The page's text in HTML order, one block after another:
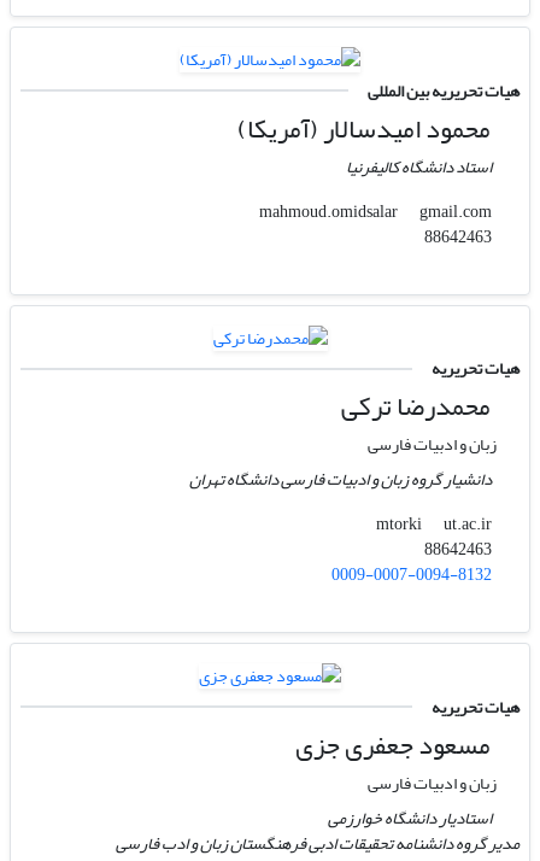
هیات تحریریه بین المللی
محمود امیدسالار (آمریکا)
استاد دانشگاه کالیفرنیا
mahmoud.omidsalar
gmail.com
88642463
هیات تحریریه
محمدرضا ترکی
زبان و ادبیات فارسی
دانشیار گروه زبان و ادبیات فارسی دانشگاه تهران
mtorki
ut.ac.ir
88642463
0009-0007-0094-8132
هیات تحریریه
مسعود جعفری جزی
زبان و ادبیات فارسی
استادیار دانشگاه خوارزمی
مدیر گروه دانشنامه تحقیقات ادبی فرهنگستان زبان و ادب فارسی